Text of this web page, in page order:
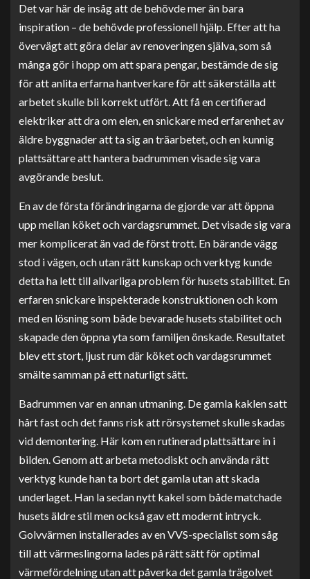
Det var här de insåg att de behövde mer än bara
inspiration – de behövde professionell hjälp. Efter att ha
övervägt att göra delar av renoveringen själva, som så
många gör i hopp om att spara pengar, bestämde de sig
för att anlita erfarna hantverkare för att säkerställa att
arbetet skulle bli korrekt utfört. Att få en certifierad
elektriker att dra om elen, en snickare med erfarenhet av
äldre byggnader att ta sig an träarbetet, och en kunnig
plattsättare att hantera badrummen visade sig vara
avgörande beslut.
En av de första förändringarna de gjorde var att öppna
upp mellan köket och vardagsrummet. Det visade sig vara
mer komplicerat än vad de först trott. En bärande vägg
stod i vägen, och utan rätt kunskap och verktyg kunde
detta ha lett till allvarliga problem för husets stabilitet. En
erfaren snickare inspekterade konstruktionen och kom
med en lösning som både bevarade husets stabilitet och
skapade den öppna yta som familjen önskade. Resultatet
blev ett stort, ljust rum där köket och vardagsrummet
smälte samman på ett naturligt sätt.
Badrummen var en annan utmaning. De gamla kaklen satt
hårt fast och det fanns risk att rörsystemet skulle skadas
vid demontering. Här kom en rutinerad plattsättare in i
bilden. Genom att arbeta metodiskt och använda rätt
verktyg kunde han ta bort det gamla utan att skada
underlaget. Han la sedan nytt kakel som både matchade
husets äldre stil men också gav ett modernt intryck.
Golvvärmen installerades av en VVS-specialist som såg
till att värmeslingorna lades på rätt sätt för optimal
värmefördelning utan att påverka det gamla trägolvet